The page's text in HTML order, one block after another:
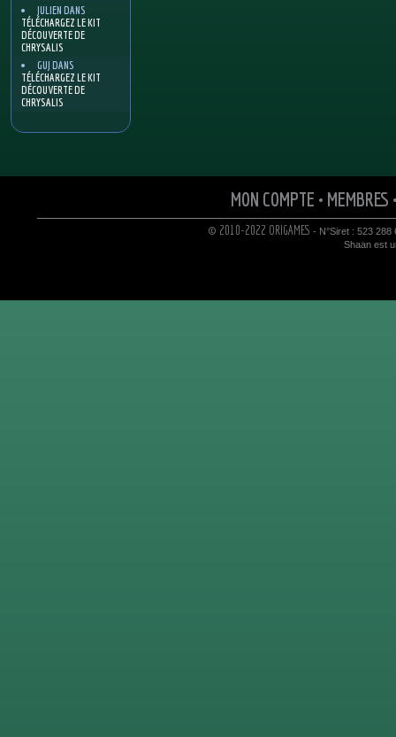
JULIEN DANS
TÉLÉCHARGEZ LE KIT
DÉCOUVERTE DE
CHRYSALIS
GUJ DANS
TÉLÉCHARGEZ LE KIT
DÉCOUVERTE DE
CHRYSALIS
MON COMPTE • MEMBRES
© 2010-2022 ORIGAMES - N°Siret : 523 288
Shaan est